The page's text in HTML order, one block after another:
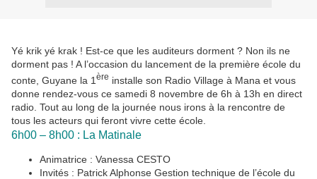
Yé krik yé krak ! Est-ce que les auditeurs dorment ? Non ils ne
dorment pas ! A l’occasion du lancement de la première école du
conte, Guyane la 1 ère installe son Radio Village à Mana et vous
donne rendez-vous ce samedi 8 novembre de 6h à 13h en direct
radio. Tout au long de la journée nous irons à la rencontre de
tous les acteurs qui feront vivre cette école.
6h00 – 8h00 : La Matinale
Animatrice : Vanessa CESTO
Invités : Patrick Alphonse Gestion technique de l’école du